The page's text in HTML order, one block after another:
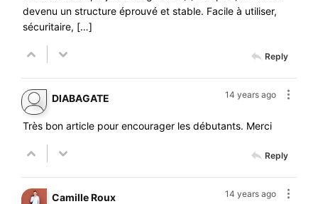
devenu un structure éprouvé et stable. Facile à utiliser,
sécuritaire, […]
Reply
14 years ago
DIABAGATE
Très bon article pour encourager les débutants. Merci
Reply
14 years ago
Camille Roux